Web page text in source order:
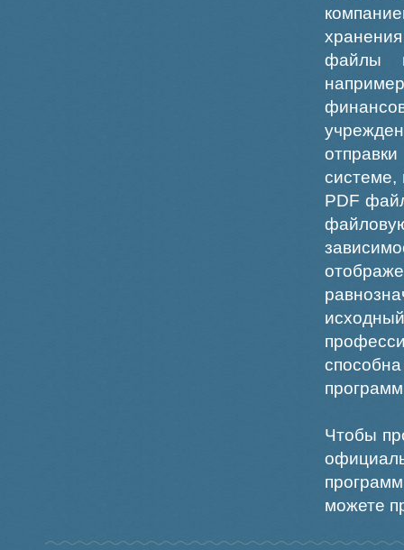
файлы
системе,
PDF
Чтобы
можете